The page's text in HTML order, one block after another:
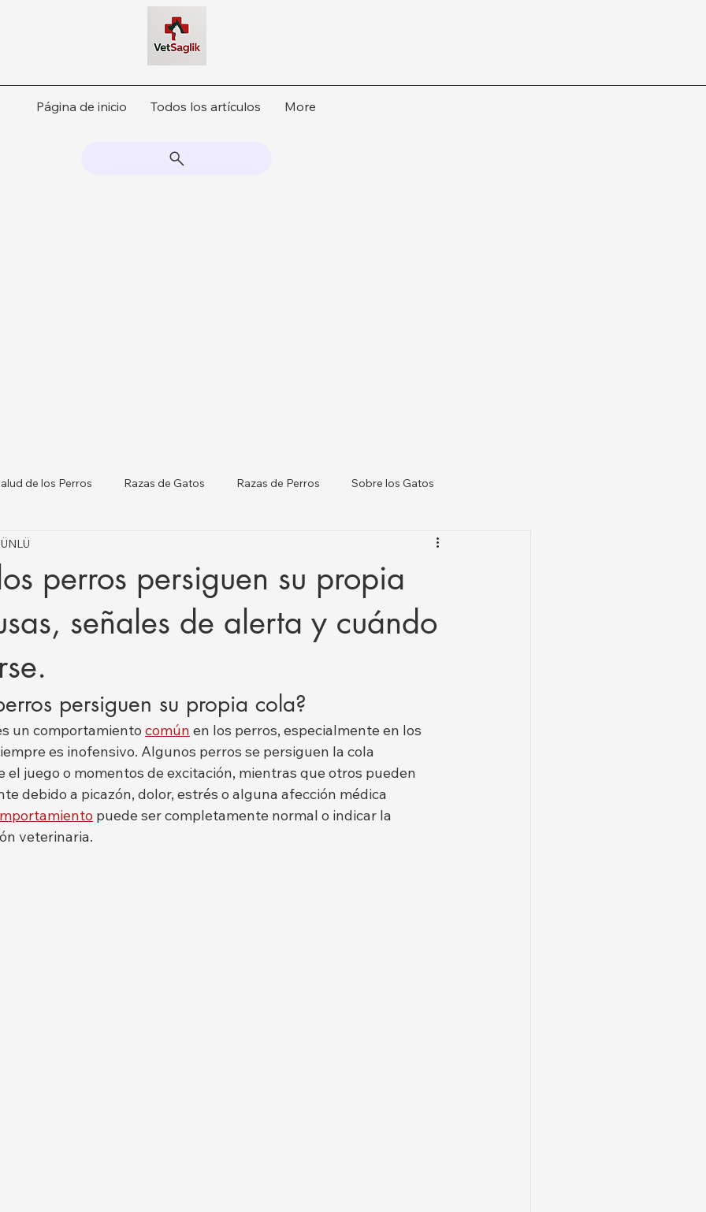
Página de inicio Todos los artículos More
de los Perros Razas de Gatos Razas de Perros Sobre los Gatos
por Ciudades
Salud del Ganado
perros persiguen su propia
señales de alerta y cuándo
persiguen su propia cola?
un comportamiento común en los perros, especialmente en los
es inofensivo. Algunos perros se persiguen la cola
juego o momentos de excitación, mientras que otros pueden
debido a picazón, dolor, estrés o alguna afección médica
puede ser completamente normal o indicar la
veterinaria.